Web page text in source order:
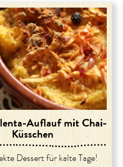
Auflauf mit Chai-
Küsschen
Dessert für kalte Tage!